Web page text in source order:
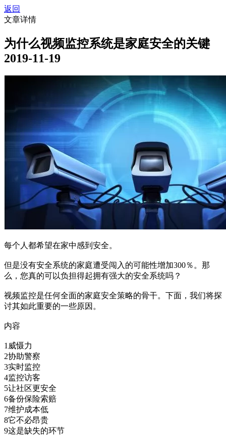
返回
文章详情
为什么视频监控系统是家庭安全的关键
2019-11-19
每个人都希望在家中感到安全。
但是没有安全系统的家庭遭受闯入的可能性增加300％。那
么，您真的可以负担得起拥有强大的安全系统吗？
视频监控是任何全面的家庭安全策略的骨干。下面，我们将探
讨其如此重要的一些原因。
内容
1威慑力
2协助警察
3实时监控
4监控访客
5让社区更安全
6备份保险索赔
7维护成本低
8它不必昂贵
9这是缺失的环节